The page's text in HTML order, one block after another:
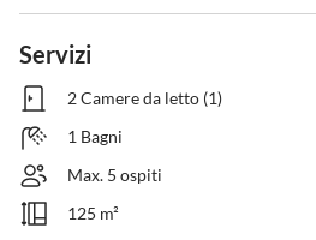
Servizi
2 Camere da letto (1)
1 Bagni
Max. 5 ospiti
125 m²